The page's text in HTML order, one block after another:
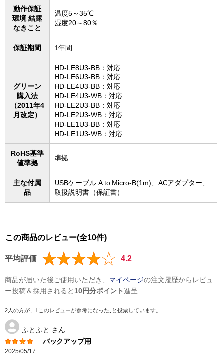
動作保証
環境 結露
なきこと
温度5～35℃
湿度20～80％
保証期間 1年間
グリーン
購入法
（2011年4
月改定）
HD-LE8U3-BB：対応
HD-LE6U3-BB：対応
HD-LE4U3-BB：対応
HD-LE4U3-WB：対応
HD-LE2U3-BB：対応
HD-LE2U3-WB：対応
HD-LE1U3-BB：対応
HD-LE1U3-WB：対応
RoHS基準
値準拠
準拠
主な付属
品
USBケーブル A to Micro-B(1m)、ACアダプター、
取扱説明書（保証書）
この商品のレビュー(全10件)
平均評価 4.2
商品が届いた後ご使用いただき、 マイページの注文履歴からレビュ
ー投稿＆採用されると 10円分ポイント進呈
2人の方が、｢このレビューが参考になった｣と投票しています。
ふとふと さん
バックアップ用
2025/05/17